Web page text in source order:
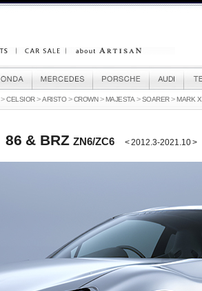
>CELSIOR >ARISTO >CROWN >MAJESTA >SOARER >MARK X
86 & BRZ ZN6/ZC6 < 2012.3-2021.10 >